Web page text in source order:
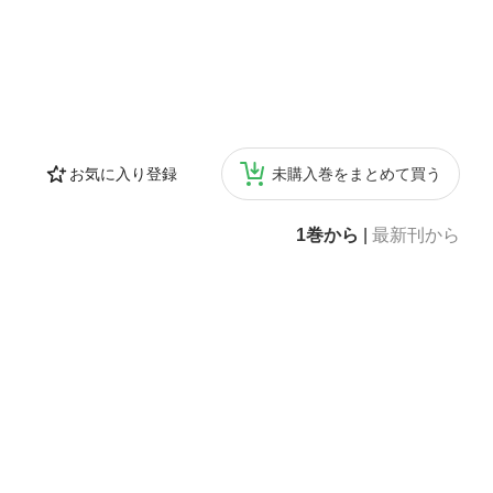
お気に入り登録 未購入巻をまとめて買う
1巻から 最新刊から